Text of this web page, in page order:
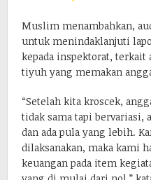
Muslim menambahkan,
untuk menindaklanjuti
kepada inspektorat, terkait
tiyuh yang memakan
“Setelah kita kroscek,
tidak sama tapi bervariasi,
dan ada pula yang lebih.
dilaksanakan, maka kami
keuangan pada item